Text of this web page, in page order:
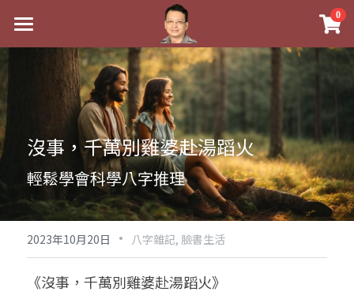
0
最新消息
關於我
實體經營
祖傳命理
手工印鑑
課程介紹
五行八字學
後天派陽宅
Blog
黃金會員專區
八字雜記
試閱專區
Podcast聽書
線上學苑
沒事，千萬別雞婆赴湯蹈火
輕鬆學會科學八字推理
2023年10月20日 · 八字雜記, 臉書生活
《沒事，千萬別雞婆赴湯蹈火》
×
商品分類
八字線上完整班
科學八字推理PDF
《十神高階實戰錄》完整典藏版
1美元超值PDF